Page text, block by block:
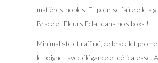
matières nobles, Et pour se faire elle a
Bracelet Fleurs Eclat dans nos boxs !
Minimaliste et raffiné, ce bracelet
le poignet avec élégance et délicatesse.